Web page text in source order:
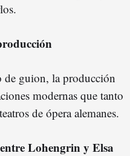
de guion, la producción
modernas que tanto
de ópera alemanes.
Lohengrin y Elsa